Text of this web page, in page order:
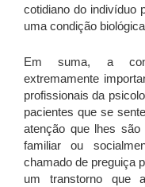
cotidiano do indivíduo
uma condição
Em suma, a
extremamente
profissionais da
pacientes que se
atenção que lhes são
familiar ou
chamado de preguiça
um transtorno que